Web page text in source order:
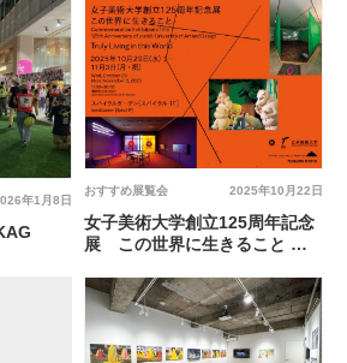
年1月8日
2025年10月22日
おすすめ展覧会
女子美術大学創立125周年記念
展 この世界に生きること @